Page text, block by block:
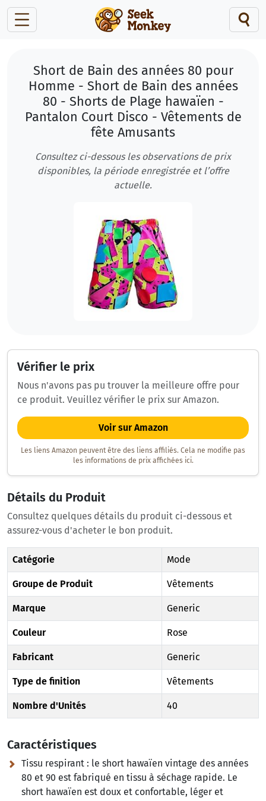
Short de Bain des années 80 pour
Homme - Short de Bain des années
80 - Shorts de Plage hawaïen -
Pantalon Court Disco - Vêtements de
fête Amusants
Consultez ci-dessous les observations de prix
disponibles, la période enregistrée et l’offre
actuelle.
Vérifier le prix
Nous n'avons pas pu trouver la meilleure offre pour
ce produit. Veuillez vérifier le prix sur Amazon.
Voir sur Amazon
Les liens Amazon peuvent être des liens affiliés. Cela ne modifie pas
les informations de prix affichées ici.
Détails du Produit
Consultez quelques détails du produit ci-dessous et
assurez-vous d'acheter le bon produit.
Catégorie Mode
Groupe de Produit Vêtements
Marque Generic
Couleur Rose
Fabricant Generic
Type de finition Vêtements
Nombre d'Unités 40
Caractéristiques
Tissu respirant : le short hawaïen vintage des années
80 et 90 est fabriqué en tissu à séchage rapide. Le
short hawaïen est doux et confortable, léger et